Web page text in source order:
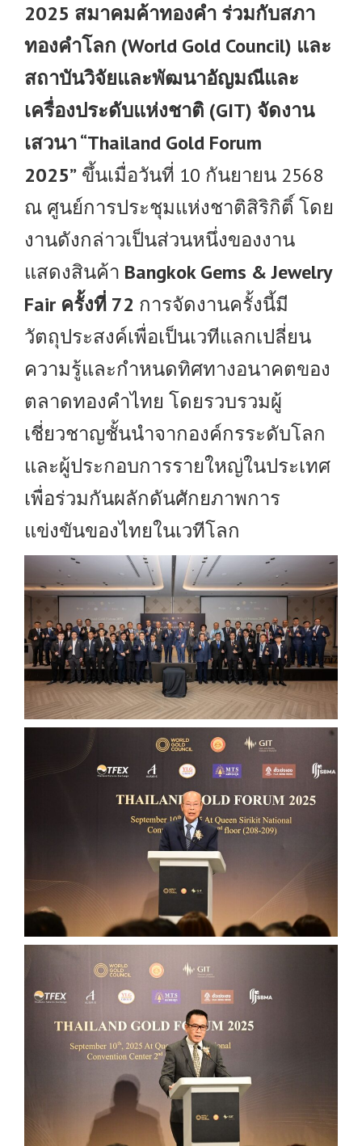
2025 สมาคมค้าทองคำ ร่วมกับสภา
ทองคำโลก (World Gold Council) และ
สถาบันวิจัยและพัฒนาอัญมณีและ
เครื่องประดับแห่งชาติ (GIT) จัดงาน
เสวนา “Thailand Gold Forum
2025” ขึ้นเมื่อวันที่ 10 กันยายน 2568
ณ ศูนย์การประชุมแห่งชาติสิริกิติ์ โดย
งานดังกล่าวเป็นส่วนหนึ่งของงาน
แสดงสินค้า Bangkok Gems & Jewelry
Fair ครั้งที่ 72 การจัดงานครั้งนี้มี
วัตถุประสงค์เพื่อเป็นเวทีแลกเปลี่ยน
ความรู้และกำหนดทิศทางอนาคตของ
ตลาดทองคำไทย โดยรวบรวมผู้
เชี่ยวชาญชั้นนำจากองค์กรระดับโลก
และผู้ประกอบการรายใหญ่ในประเทศ
เพื่อร่วมกันผลักดันศักยภาพการ
แข่งขันของไทยในเวทีโลก